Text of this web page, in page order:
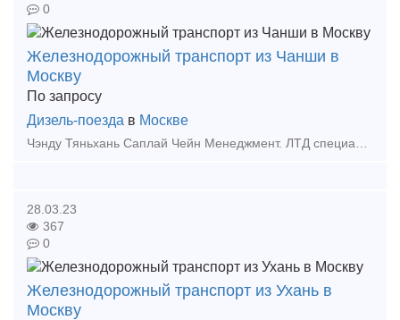
0
Железнодорожный транспорт из Чанши в
Москву
По запросу
Дизель-поезда в Москве
28.03.23
367
0
Железнодорожный транспорт из Ухань в
Москву